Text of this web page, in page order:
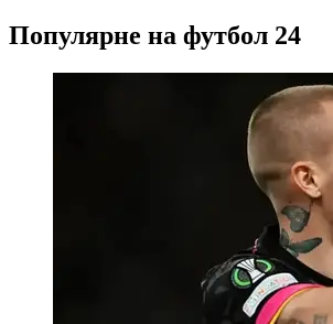
Популярне на футбол 24